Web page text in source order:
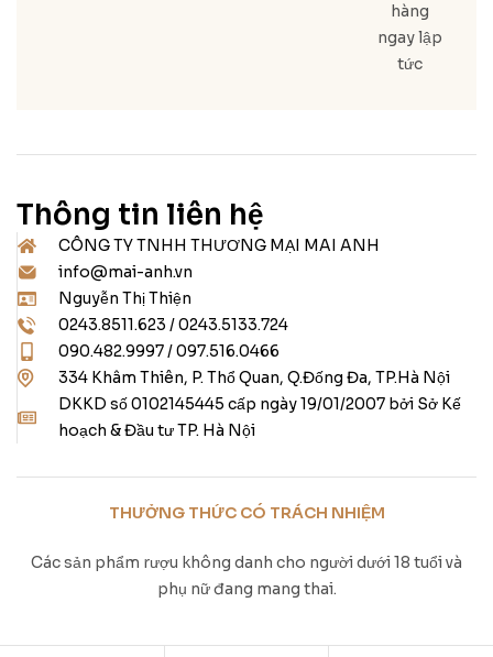
hàng
ngay lập
tức
Thông tin liên hệ
CÔNG TY TNHH THƯƠNG MẠI MAI ANH
info@mai-anh.vn
Nguyễn Thị Thiện
0243.8511.623 / 0243.5133.724
090.482.9997 / 097.516.0466
334 Khâm Thiên, P. Thổ Quan, Q.Đống Đa, TP.Hà Nội
DKKD số 0102145445 cấp ngày 19/01/2007 bởi Sở Kế
hoạch & Đầu tư TP. Hà Nội
THƯỞNG THỨC CÓ TRÁCH NHIỆM
Các sản phẩm rượu không danh cho người dưới 18 tuổi và
phụ nữ đang mang thai.